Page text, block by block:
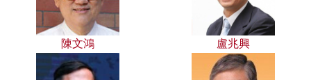
陳文鴻 盧兆興